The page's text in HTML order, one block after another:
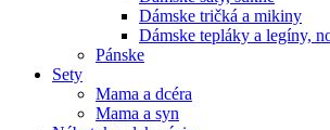
Dámske tričká a mikiny
Dámske tepláky a legíny,
Pánske
Sety
Mama a dcéra
Mama a syn